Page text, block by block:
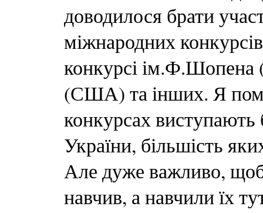
доводилося брати
міжнародних
конкурсі ім.Ф.Шопена
(США) та інших. Я
конкурсах виступають
України, більшість
Але дуже важливо, щоб
навчив, а навчили їх